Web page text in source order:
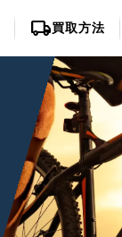
local_shipping買取方法